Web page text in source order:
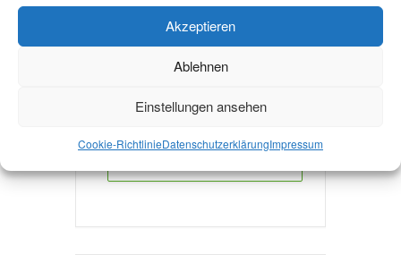
Akzeptieren
Ablehnen
Einstellungen ansehen
Cookie-RichtlinieDatenschutzerklärungImpressum